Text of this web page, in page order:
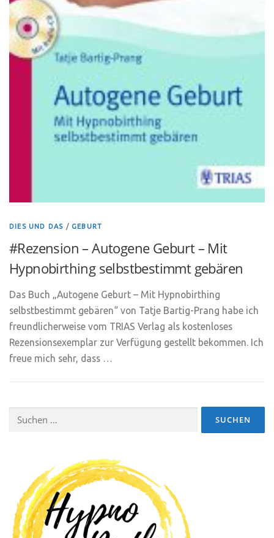
DIES UND DAS / GEBURT
#Rezension – Autogene Geburt – Mit
Hypnobirthing selbstbestimmt gebären
Das Buch „Autogene Geburt – Mit Hypnobirthing
selbstbestimmt gebären“ von Tatje Bartig-Prang habe ich
freundlicherweise vom TRIAS Verlag als kostenloses
Rezensionsexemplar zur Verfügung gestellt bekommen. Ich
freue mich sehr, dass …
Suchen